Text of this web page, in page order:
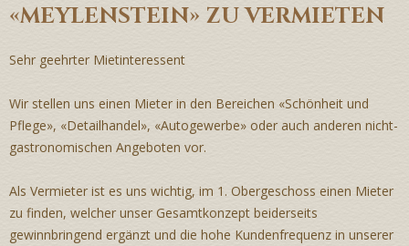
«MEYLENSTEIN» ZU VERMIETEN
Sehr geehrter Mietinteressent
Wir stellen uns einen Mieter in den Bereichen «Schönheit und
Pflege», «Detailhandel», «Autogewerbe» oder auch anderen nicht-
gastronomischen Angeboten vor.
Als Vermieter ist es uns wichtig, im 1. Obergeschoss einen Mieter
zu finden, welcher unser Gesamtkonzept beiderseits
gewinnbringend ergänzt und die hohe Kundenfrequenz in unserer